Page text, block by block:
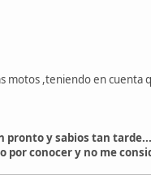
,teniendo en cuenta
pronto y sabios tan tarde...
por conocer y no me